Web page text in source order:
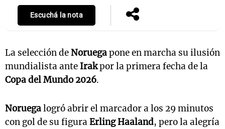
Escuchá la nota
La selección deNoruegapone en marcha su ilusión
mundialista ante Irakpor la primera fecha de la
Copa del Mundo 2026.
Noruegalogró abrir el marcador a los 29 minutos
con gol de su figuraErling Haaland, pero la alegría